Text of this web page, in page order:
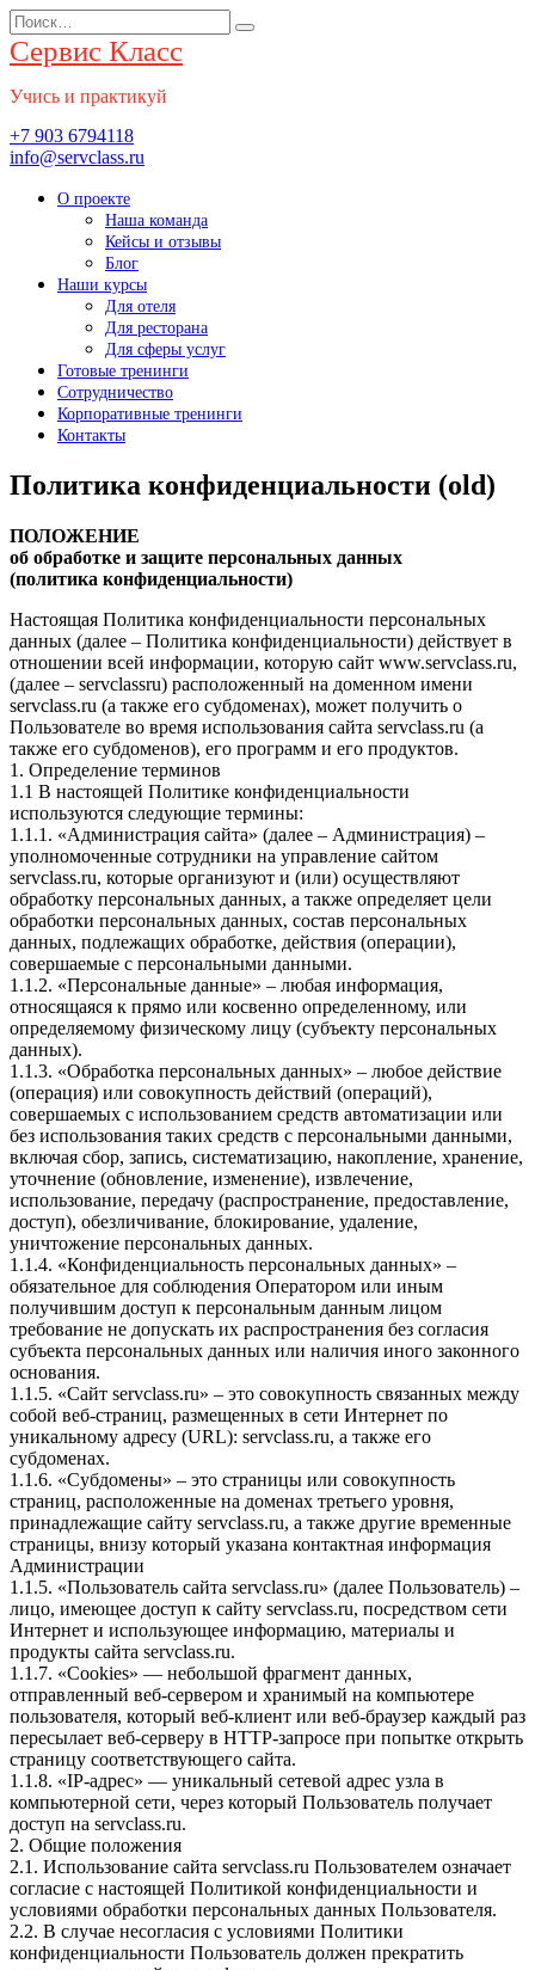
Перейти
к
содержанию
Search
for:
Сервис Класс
Учись и практикуй
+7 903 6794118
info@servclass.ru
О проекте
Наша команда
Кейсы и отзывы
Блог
Наши курсы
Для отеля
Для ресторана
Для сферы услуг
Готовые тренинги
Сотрудничество
Корпоративные тренинги
Контакты
Политика конфиденциальности (old)
ПОЛОЖЕНИЕ
об обработке и защите персональных данных
(политика конфиденциальности)
Настоящая Политика конфиденциальности персональных
данных (далее – Политика конфиденциальности) действует в
отношении всей информации, которую сайт www.servclass.ru,
(далее – servclassru) расположенный на доменном имени
servclass.ru (а также его субдоменах), может получить о
Пользователе во время использования сайта servclass.ru (а
также его субдоменов), его программ и его продуктов.
1. Определение терминов
1.1 В настоящей Политике конфиденциальности
используются следующие термины:
1.1.1. «Администрация сайта» (далее – Администрация) –
уполномоченные сотрудники на управление сайтом
servclass.ru, которые организуют и (или) осуществляют
обработку персональных данных, а также определяет цели
обработки персональных данных, состав персональных
данных, подлежащих обработке, действия (операции),
совершаемые с персональными данными.
1.1.2. «Персональные данные» – любая информация,
относящаяся к прямо или косвенно определенному, или
определяемому физическому лицу (субъекту персональных
данных).
1.1.3. «Обработка персональных данных» – любое действие
(операция) или совокупность действий (операций),
совершаемых с использованием средств автоматизации или
без использования таких средств с персональными данными,
включая сбор, запись, систематизацию, накопление, хранение,
уточнение (обновление, изменение), извлечение,
использование, передачу (распространение, предоставление,
доступ), обезличивание, блокирование, удаление,
уничтожение персональных данных.
1.1.4. «Конфиденциальность персональных данных» –
обязательное для соблюдения Оператором или иным
получившим доступ к персональным данным лицом
требование не допускать их распространения без согласия
субъекта персональных данных или наличия иного законного
основания.
1.1.5. «Сайт servclass.ru» – это совокупность связанных между
собой веб-страниц, размещенных в сети Интернет по
уникальному адресу (URL): servclass.ru, а также его
субдоменах.
1.1.6. «Субдомены» – это страницы или совокупность
страниц, расположенные на доменах третьего уровня,
принадлежащие сайту servclass.ru, а также другие временные
страницы, внизу который указана контактная информация
Администрации
1.1.5. «Пользователь сайта servclass.ru» (далее Пользователь) –
лицо, имеющее доступ к сайту servclass.ru, посредством сети
Интернет и использующее информацию, материалы и
продукты сайта servclass.ru.
1.1.7. «Cookies» — небольшой фрагмент данных,
отправленный веб-сервером и хранимый на компьютере
пользователя, который веб-клиент или веб-браузер каждый раз
пересылает веб-серверу в HTTP-запросе при попытке открыть
страницу соответствующего сайта.
1.1.8. «IP-адрес» — уникальный сетевой адрес узла в
компьютерной сети, через который Пользователь получает
доступ на servclass.ru.
2. Общие положения
2.1. Использование сайта servclass.ru Пользователем означает
согласие с настоящей Политикой конфиденциальности и
условиями обработки персональных данных Пользователя.
2.2. В случае несогласия с условиями Политики
конфиденциальности Пользователь должен прекратить